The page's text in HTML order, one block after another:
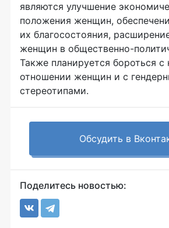
являются улучшение
положения женщин,
их благосостояния,
женщин в общественно-
Также планируется бороться с
отношении женщин и с
стереотипами.
Обсудить в
Поделитесь новостью: